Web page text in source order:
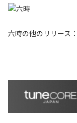
六時の他のリリース：